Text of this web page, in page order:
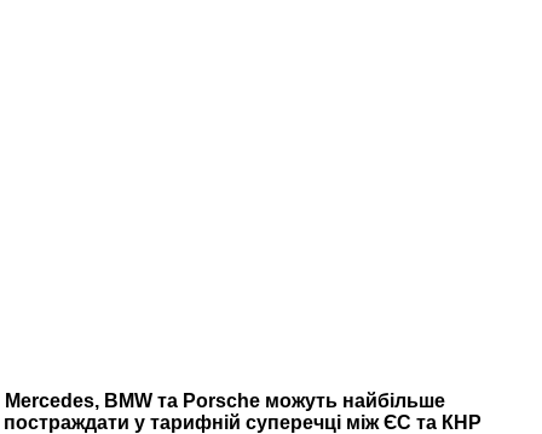
Mercedes, BMW та Porsche можуть найбільше
постраждати у тарифній суперечці між ЄС та КНР